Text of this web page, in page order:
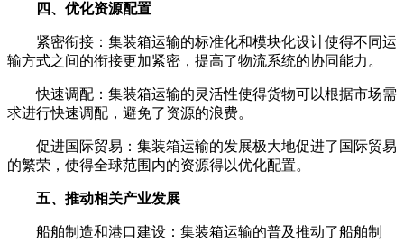
四、优化资源配置
紧密衔接：集装箱运输的标准化和模块化设计使得不同运
输方式之间的衔接更加紧密，提高了物流系统的协同能力。
快速调配：集装箱运输的灵活性使得货物可以根据市场需
求进行快速调配，避免了资源的浪费。
促进国际贸易：集装箱运输的发展极大地促进了国际贸易
的繁荣，使得全球范围内的资源得以优化配置。
五、推动相关产业发展
船舶制造和港口建设：集装箱运输的普及推动了船舶制